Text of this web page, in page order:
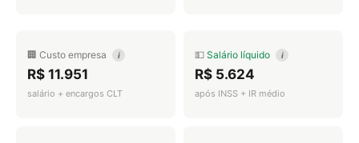
🏢 Custo empresa i
R$ 11.951
salário + encargos CLT
💵 Salário líquido i
R$ 5.624
após INSS + IR médio